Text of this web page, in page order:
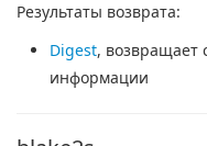
Результаты возврата:
Digest, возвращает
информации